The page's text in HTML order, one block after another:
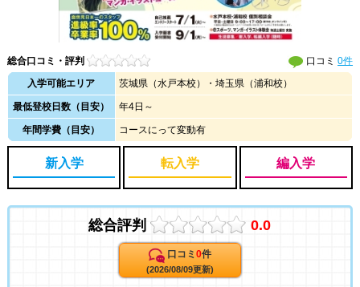
総合口コミ・評判 口コミ0件
入学可能エリア
茨城県（水戸本校）・埼玉県（浦和校）
最低登校日数（目安） 年4日～
年間学費（目安） コースにって変動有
新入学 転入学 編入学
総合評判 0.0
口コミ 0件
(2026/08/09更新)